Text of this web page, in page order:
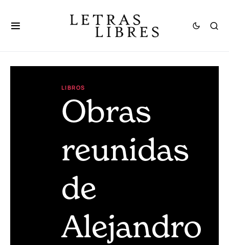
LIBROS
Obras
reunidas
de
Alejandro